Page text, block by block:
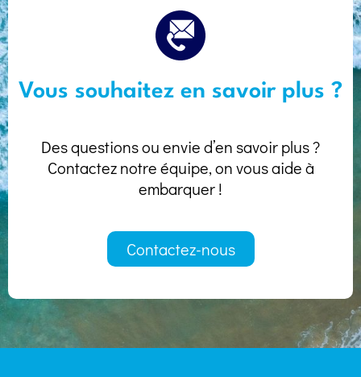
Vous souhaitez en savoir plus ?
Des questions ou envie d’en savoir plus ?
Contactez notre équipe, on vous aide à
embarquer !
Contactez-nous